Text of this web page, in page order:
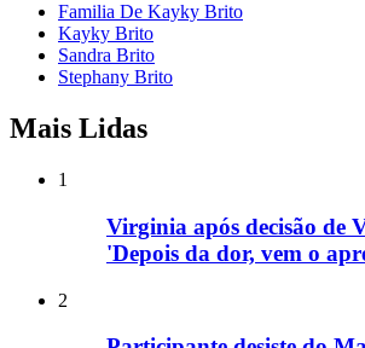
Familia De Kayky Brito
Kayky Brito
Sandra Brito
Stephany Brito
Mais Lidas
1
Virginia após decisão de
'Depois da dor, vem o
2